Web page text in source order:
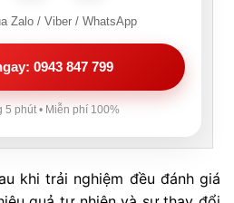
Zalo / Viber / WhatsApp
0943 847 799
5 phút • Miễn phí 100%
khi trải nghiệm đều đánh giá